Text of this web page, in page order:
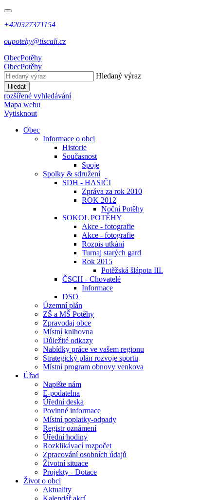
+420327371154
oupotehy@tiscali.cz
ObecPotěhy
ObecPotěhy
Hledaný výraz
Hledat
rozšířené vyhledávání
Mapa webu
Vytisknout
Obec
Informace o obci
Historie
Současnost
Spoje
Spolky & sdružení
SDH - HASIČI
Zpráva za rok 2010
ROK 2012
Noční Potěhy
SOKOL POTĚHY
Akce - fotografie
Akce - fotografie
Rozpis utkání
Turnaj starých gard
Rok 2015
Potěžská šlápota III.
ČSCH - Chovatelé
Informace
DSO
Územní plán
ZŠ a MŠ Potěhy
Zpravodaj obce
Místní knihovna
Důležité odkazy
Nabídky práce ve vašem regionu
Strategický plán rozvoje sportu
Místní program obnovy venkova
Úřad
Napište nám
E-podatelna
Úřední deska
Povinné informace
Místní poplatky-odpady
Registr oznámení
Úřední hodiny
Rozklikávací rozpočet
Zpracování osobních údajů
Životní situace
Projekty - Dotace
Život o obci
Aktuality
Kalendář akcí